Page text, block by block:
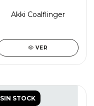
Akki Coalflinger
VER
SIN STOCK